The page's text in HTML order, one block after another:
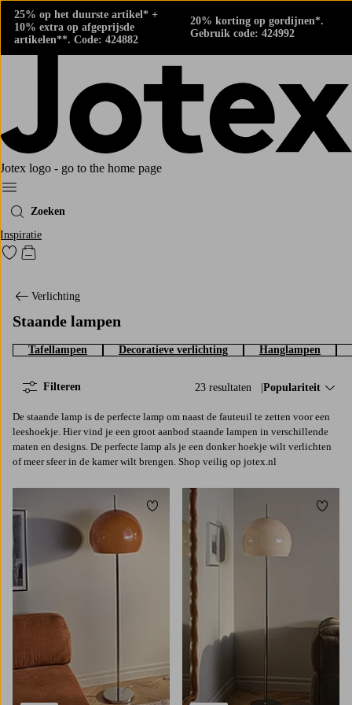
25% op het duurste artikel* +
10% extra op afgeprijsde
artikelen**. Code: 424882
20% korting op gordijnen*.
Gebruik code: 424992
Jotex logo - go to the home page
Menu
Zoeken
Inspiratie
Ga naar favoriet gemarkeerde producten
Go to checkout
Verlichting
Staande lampen
Tafellampen Decoratieve verlichting Hanglampen
23 resultaten Sorteer op:
Populariteit
Filteren
De staande lamp is de perfecte lamp om naast de fauteuil te zetten voor een
leeshoekje. Hier vind je een groot aanbod staande lampen in verschillende
maten en designs. De perfecte lamp als je een donker hoekje wilt verlichten
of meer sfeer in de kamer wilt brengen. Shop veilig op jotex.nl
Toevoegen aan favorieten